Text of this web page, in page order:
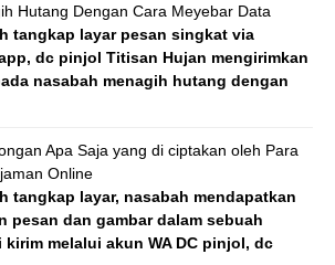
Hutang Dengan Cara Meyebar Data
tangkap layar pesan singkat via
dc pinjol Titisan Hujan mengirimkan
nasabah menagih hutang dengan
Apa Saja yang di ciptakan oleh Para
Online
tangkap layar, nasabah mendapatkan
pesan dan gambar dalam sebuah
kirim melalui akun WA DC pinjol, dc